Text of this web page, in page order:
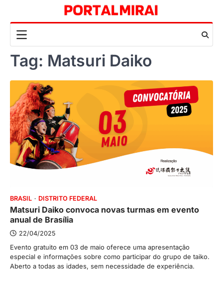
content
Tag: Matsuri Daiko
BRASIL DISTRITO FEDERAL
Matsuri Daiko convoca novas turmas em evento
anual de Brasília
22/04/2025
Evento gratuito em 03 de maio oferece uma apresentação
especial e informações sobre como participar do grupo de taiko.
Aberto a todas as idades, sem necessidade de experiência.